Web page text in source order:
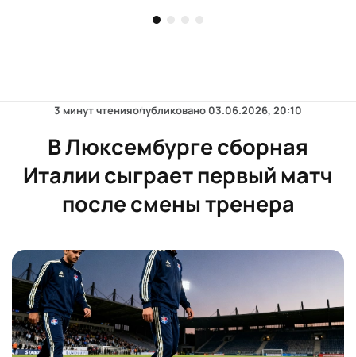
3 минут чтенияопубликовано 03.06.2026, 20:10
В Люксембурге сборная
Италии сыграет первый матч
после смены тренера